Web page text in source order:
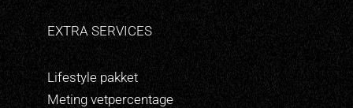
EXTRA SERVICES
Lifestyle pakket
Meting vetpercentage